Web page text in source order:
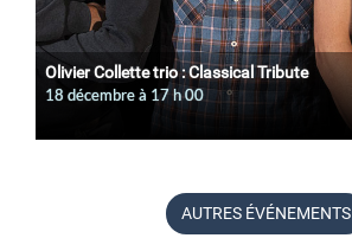
Olivier Collette trio : Classical Tribute
18 décembre à 17 h 00
AUTRES ÉVÉNEMENTS